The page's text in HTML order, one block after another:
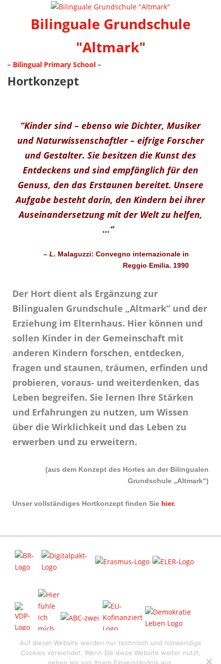
Bilinguale Grundschule
"Altmark"
– Bilingual Primary School –
Hortkonzept
“Kinder sind – ebenso wie Dichter, Musiker
und Naturwissenschaftler – eifrige Forscher
und Gestalter. Sie besitzen die Kunst des
Entdeckens und sind empfänglich für den
Genuss, den das Erstaunen bereitet. Unsere
Aufgabe besteht darin, den Kindern bei ihrer
Auseinandersetzung mit der Welt zu helfen,
…“
– L. Malaguzzi: Convegno internazionale in
Reggio Emilia. 1990
Der Hort dient als Ergänzung zur
Bilingualen Grundschule „Altmark“ und der
Erziehung im Elternhaus. Hier können und
sollen Kinder in der Gemeinschaft mit
anderen Kindern forschen, entdecken,
fragen und staunen, träumen, erfinden und
probieren, voraus- und weiterdenken, das
Leben begreifen. Sie lernen Ihre Stärken
und Erfahrungen zu nutzen, um Wissen
über die Wirklichkeit und das Leben zu
erwerben und zu erweitern.
(aus dem Konzept des Hortes an der Bilingualen
Grundschule „Altmark“)
Unser vollständiges Hortkonzept finden Sie hier.
© 2026 Bilinguale Grundschule "Altmark" - designed byHey_Marten
Auf dieser Website werden nur technisch und notwendige
Cookies verwendet. Wenn Sie diese Website weiter nutzt,